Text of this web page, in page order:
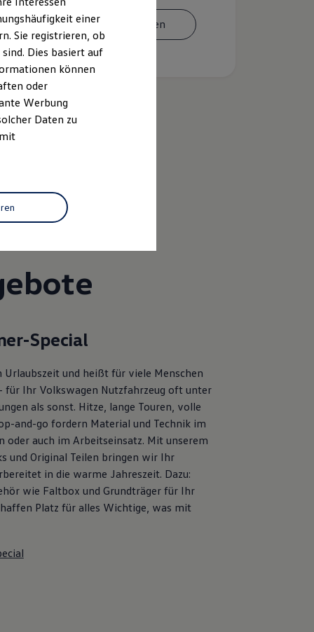
Termin vereinbaren
Special
Urlaubszeit und heißt für viele Menschen
für Ihr Volkswagen Nutzfahrzeug oft unter
als sonst. Hitze, lange Touren, volle
and-go fordern Material und Technik im
oder auch im Arbeitseinsatz. Mit unserem
und Original Teilen bringen wir Ihr
in die warme Jahreszeit. Dazu:
wie Faltbox und Grundträger für Ihr
Platz für alles Wichtige, was mit
einer
Sie registrieren, ob
Dies basiert auf
können
oder
Werbung
Daten zu